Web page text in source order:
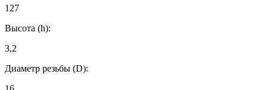
127
Высота (h):
3,2
Диаметр резьбы (D):